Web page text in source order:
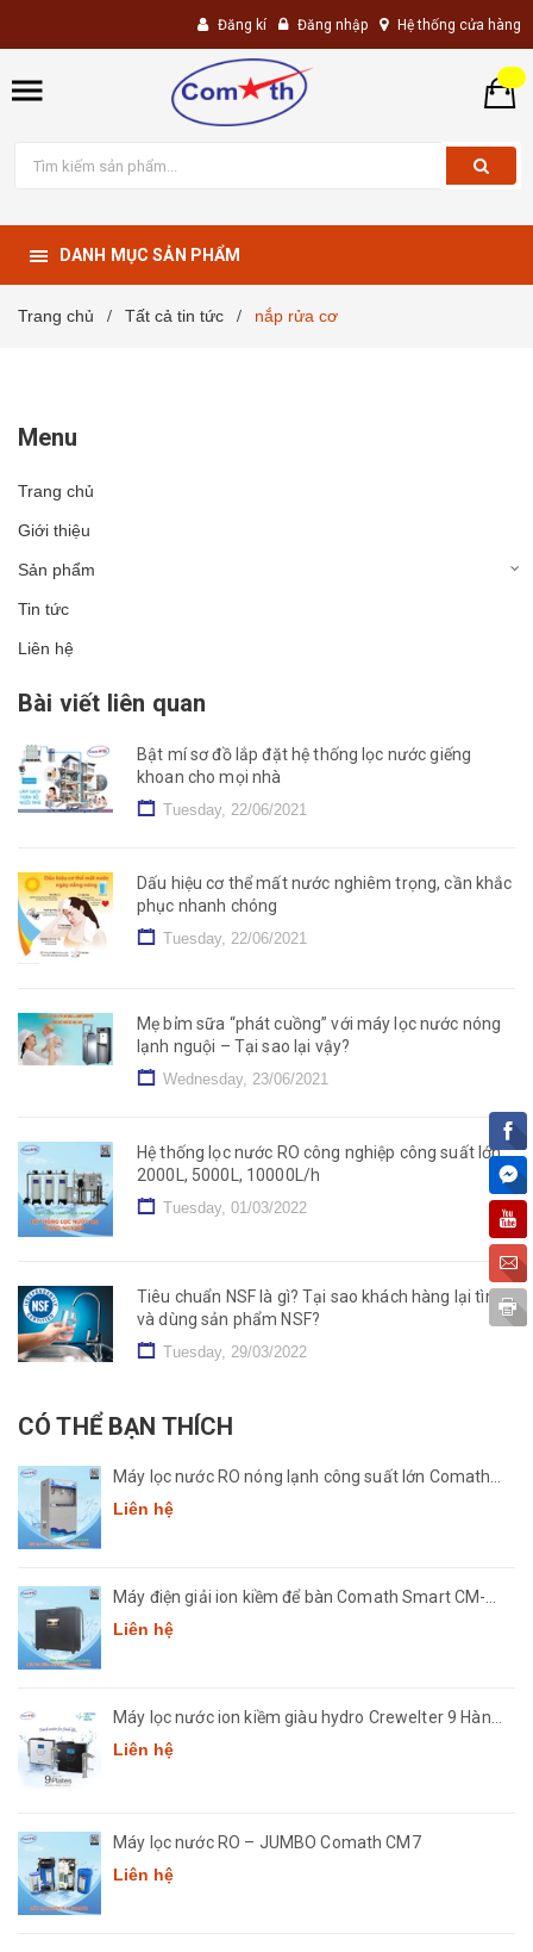
Đăng kí Đăng nhập Hệ thống cửa hàng
DANH MỤC SẢN PHẨM
Trang chủ / Tất cả tin tức / nắp rửa cơ
Menu
Trang chủ
Giới thiệu
Sản phẩm
Tin tức
Liên hệ
Bài viết liên quan
Bật mí sơ đồ lắp đặt hệ thống lọc nước giếng
khoan cho mọi nhà
Tuesday, 22/06/2021
Dấu hiệu cơ thể mất nước nghiêm trọng, cần khắc
phục nhanh chóng
Tuesday, 22/06/2021
Mẹ bỉm sữa “phát cuồng” với máy lọc nước nóng
lạnh nguội – Tại sao lại vậy?
Wednesday, 23/06/2021
Hệ thống lọc nước RO công nghiệp công suất lớn
2000L, 5000L, 10000L/h
Tuesday, 01/03/2022
Tiêu chuẩn NSF là gì? Tại sao khách hàng lại tìm
và dùng sản phẩm NSF?
Tuesday, 29/03/2022
CÓ THỂ BẠN THÍCH
Máy lọc nước RO nóng lạnh công suất lớn Comath
CM2681-50
Liên hệ
Máy điện giải ion kiềm để bàn Comath Smart CM-
3668
Liên hệ
Máy lọc nước ion kiềm giàu hydro Crewelter 9 Hàn
Quốc
Liên hệ
Máy lọc nước RO – JUMBO Comath CM7
Liên hệ